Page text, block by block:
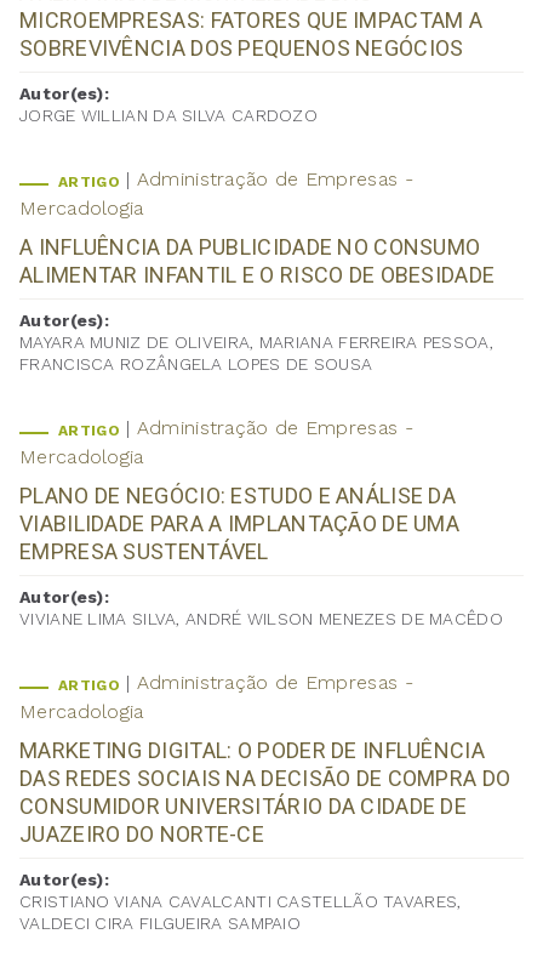
MICROEMPRESAS: FATORES QUE IMPACTAM A
SOBREVIVÊNCIA DOS PEQUENOS NEGÓCIOS
Autor(es):
JORGE WILLIAN DA SILVA CARDOZO
ARTIGO
Administração de Empresas -
Mercadologia
A INFLUÊNCIA DA PUBLICIDADE NO CONSUMO
ALIMENTAR INFANTIL E O RISCO DE OBESIDADE
Autor(es):
MAYARA MUNIZ DE OLIVEIRA, MARIANA FERREIRA PESSOA,
FRANCISCA ROZÂNGELA LOPES DE SOUSA
ARTIGO
Administração de Empresas -
Mercadologia
PLANO DE NEGÓCIO: ESTUDO E ANÁLISE DA
VIABILIDADE PARA A IMPLANTAÇÃO DE UMA
EMPRESA SUSTENTÁVEL
Autor(es):
VIVIANE LIMA SILVA, ANDRÉ WILSON MENEZES DE MACÊDO
ARTIGO
Administração de Empresas -
Mercadologia
MARKETING DIGITAL: O PODER DE INFLUÊNCIA
DAS REDES SOCIAIS NA DECISÃO DE COMPRA DO
CONSUMIDOR UNIVERSITÁRIO DA CIDADE DE
JUAZEIRO DO NORTE-CE
Autor(es):
CRISTIANO VIANA CAVALCANTI CASTELLÃO TAVARES,
VALDECI CIRA FILGUEIRA SAMPAIO